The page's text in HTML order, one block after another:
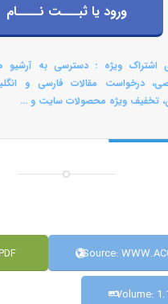
ورود یا ثبـــت نــــام
اشتراک ویژه : دسترسی به آرشیو
درخواست مقالات فارسی و
تخفیف ویژه محصولات سایت و ...
Source:
Volume: